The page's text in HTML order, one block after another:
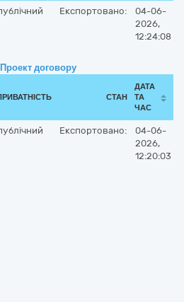
Експортовано:
04-06-
2026,
12:24:08
договору
СТАН
ДАТА
ТА
ЧАС
Експортовано:
04-06-
2026,
12:20:03